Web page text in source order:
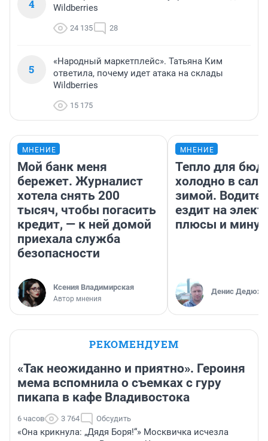
4
Wildberries
24 135 28
5
«Народный маркетплейс». Татьяна Ким
ответила, почему идет атака на склады
Wildberries
15 175
МНЕНИЕ
Мой банк меня
бережет. Журналист
хотела снять 200
тысяч, чтобы погасить
кредит, — к ней домой
приехала служба
безопасности
Ксения Владимирская
Автор мнения
МНЕНИЕ
Тепло для
холодно в
зимой.
ездит на
плюсы и
Денис
РЕКОМЕНДУЕМ
«Так неожиданно и приятно». Героиня
мема вспомнила о съемках с гуру
пикапа в кафе Владивостока
6 часов 3 764 Обсудить
«Она крикнула: „Дядя Боря!“» Москвичка исчезла